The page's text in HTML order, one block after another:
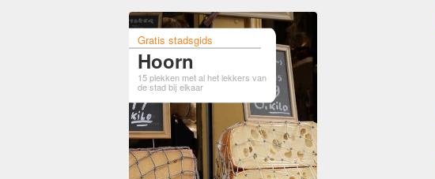
Gratis stadsgids
Hoorn
15 plekken met al het lekkers van
de stad bij elkaar